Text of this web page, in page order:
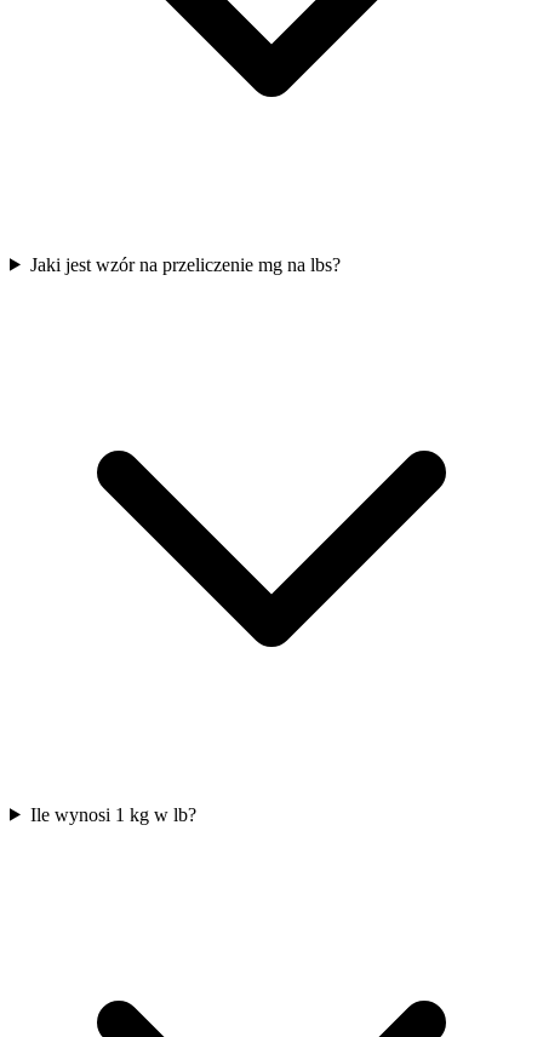
Jaki jest wzór na przeliczenie mg na lbs?
Ile wynosi 1 kg w lb?